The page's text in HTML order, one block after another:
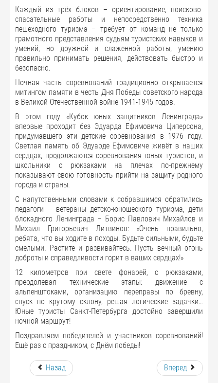
Каждый из трёх блоков – ориентирование, поисково-
спасательные работы и непосредственно техника
пешеходного туризма – требует от команд не только
грамотного представления судьям туристских навыков и
умений, но дружной и слаженной работы, умению
правильно принимать решения, действовать быстро и
безопасно.
Ночная часть соревнований традиционно открывается
митингом памяти в честь Дня Победы советского народа
в Великой Отечественной войне 1941-1945 годов.
В этом году «Кубок юных защитников Ленинграда»
впервые проходит без Эдуарда Ефимовича Циперсона,
придумавшего эти детские соревнования в 1976 году.
Светлая память об Эдуарде Ефимовиче живёт в наших
сердцах, продолжаются соревнования юных туристов, и
школьники с рюкзаками на плечах по-прежнему
показывают свою готовность прийти на защиту родного
города и страны.
С напутственными словами к собравшимся обратились
педагоги – ветераны детско-юношеского туризма, дети
блокадного Ленинграда – Борис Павлович Михайлов и
Михаил Григорьевич Литвинов: «Очень правильно,
ребята, что вы ходите в походы. Будьте сильными, будьте
смелыми. Растите и развивайтесь. Пусть вечный огонь
доброты и справедливости горит в ваших сердцах!»
12 километров при свете фонарей, с рюкзаками,
преодолевая технические этапы: движение с
альпенштоками, организацию переправы по бревну,
спуск по крутому склону, решая логические задачки…
Юные туристы Санкт-Петербурга достойно завершили
ночной маршрут!
Поздравляем победителей и участников соревнований!
Ещё раз с праздником, с Днём победы!
Назад Вперед